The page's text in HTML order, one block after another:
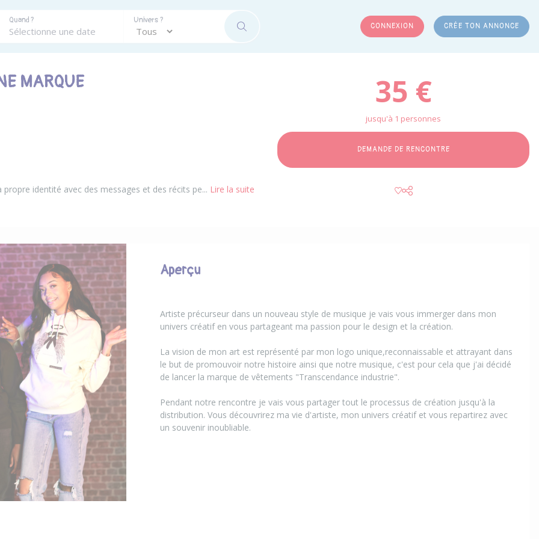
Quand ? Univers ?
RECHERCHER CONNEXION CRÉE TON ANNONCE
MARQUE
identité avec des messages et des récits pe... Lire la suite
35 €
jusqu'à 1 personnes
DEMANDE DE RENCONTRE
Aperçu
Artiste précurseur dans un nouveau style de musique je vais vous immerger dans mon
univers créatif en vous partageant ma passion pour le design et la création.
La vision de mon art est représenté par mon logo unique,reconnaissable et attrayant dans
le but de promouvoir notre histoire ainsi que notre musique, c'est pour cela que j'ai décidé
de lancer la marque de vêtements "Transcendance industrie".
Pendant notre rencontre je vais vous partager tout le processus de création jusqu'à la
distribution. Vous découvrirez ma vie d'artiste, mon univers créatif et vous repartirez avec